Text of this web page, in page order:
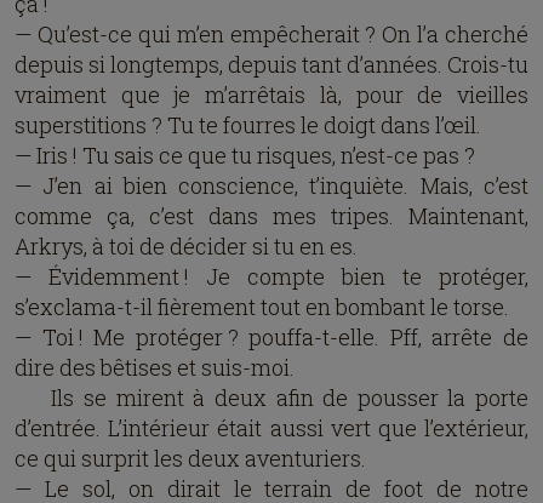
— Qu’est-ce qui m’en empêcherait ? On l’a cherché
depuis si longtemps, depuis tant d’années. Crois-tu
vraiment que je m’arrêtais là, pour de vieilles
superstitions ? Tu te fourres le doigt dans l’œil.
— Iris ! Tu sais ce que tu risques, n’est-ce pas ?
— J’en ai bien conscience, t’inquiète. Mais, c’est
comme ça, c’est dans mes tripes. Maintenant,
Arkrys, à toi de décider si tu en es.
— Évidemment ! Je compte bien te protéger,
s’exclama-t-il fièrement tout en bombant le torse.
— Toi ! Me protéger ? pouffa-t-elle. Pff, arrête de
dire des bêtises et suis-moi.
Ils se mirent à deux afin de pousser la porte
d’entrée. L’intérieur était aussi vert que l’extérieur,
ce qui surprit les deux aventuriers.
— Le sol, on dirait le terrain de foot de notre